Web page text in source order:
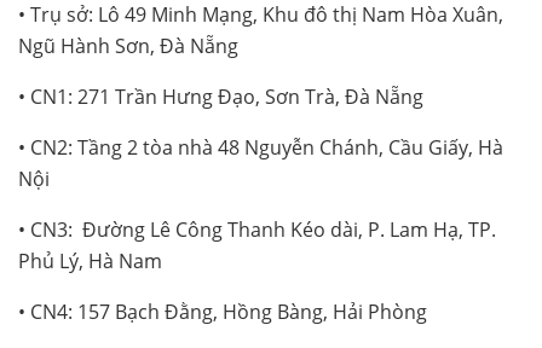
• Trụ sở: Lô 49 Minh Mạng, Khu đô thị Nam Hòa Xuân,
Ngũ Hành Sơn, Đà Nẵng
• CN1: 271 Trần Hưng Đạo, Sơn Trà, Đà Nẵng
• CN2: Tầng 2 tòa nhà 48 Nguyễn Chánh, Cầu Giấy, Hà
Nội
• CN3: Đường Lê Công Thanh Kéo dài, P. Lam Hạ, TP.
Phủ Lý, Hà Nam
• CN4: 157 Bạch Đằng, Hồng Bàng, Hải Phòng